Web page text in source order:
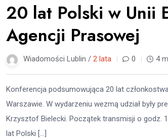
20 lat Polski w Unii
Agencji Prasowej
Wiadomości Lublin / 2 lata 0 4
Konferencja podsumowująca 20 lat
Warszawie. W wydarzeniu wezmą udział były
Krzysztof Bielecki. Początek transmisji o godz.
lat Polski […]